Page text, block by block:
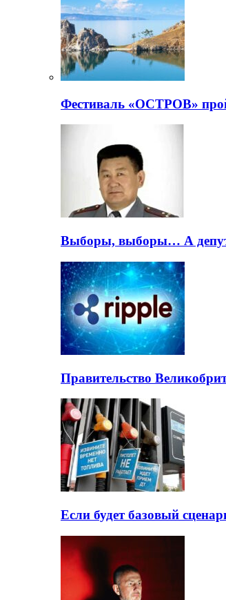
Фестиваль «ОСТРОВ»
Выборы, выборы… А
Правительство
Если будет базовый